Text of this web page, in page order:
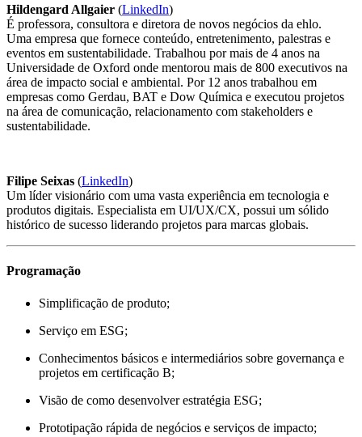
Hildengard Allgaier (LinkedIn)
É professora, consultora e diretora de novos negócios da ehlo.
Uma empresa que fornece conteúdo, entretenimento, palestras e
eventos em sustentabilidade. Trabalhou por mais de 4 anos na
Universidade de Oxford onde mentorou mais de 800 executivos na
área de impacto social e ambiental. Por 12 anos trabalhou em
empresas como Gerdau, BAT e Dow Química e executou projetos
na área de comunicação, relacionamento com stakeholders e
sustentabilidade.
Filipe Seixas (LinkedIn)
Um líder visionário com uma vasta experiência em tecnologia e
produtos digitais. Especialista em UI/UX/CX, possui um sólido
histórico de sucesso liderando projetos para marcas globais.
Programação
Simplificação de produto;
Serviço em ESG;
Conhecimentos básicos e intermediários sobre governança e
projetos em certificação B;
Visão de como desenvolver estratégia ESG;
Prototipação rápida de negócios e serviços de impacto;